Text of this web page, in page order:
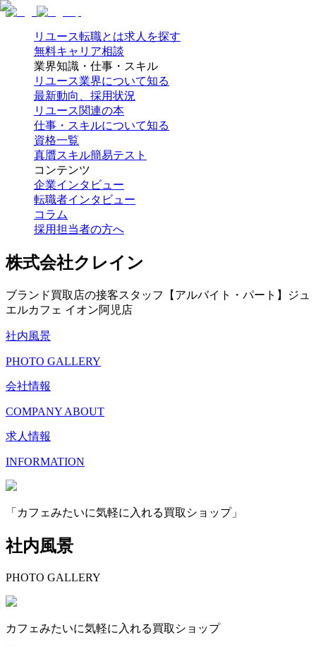
リユース転職とは求人を探す
無料キャリア相談
業界知識・仕事・スキル
リユース業界について知る
最新動向、採用状況
リユース関連の本
仕事・スキルについて知る
資格一覧
真贋スキル簡易テスト
コンテンツ
企業インタビュー
転職者インタビュー
コラム
採用担当者の方へ
株式会社クレイン
ブランド買取店の接客スタッフ【アルバイト・パート】ジュ
エルカフェ イオン阿児店
社内風景
PHOTO GALLERY
会社情報
COMPANY ABOUT
求人情報
INFORMATION
「カフェみたいに気軽に入れる買取ショップ」
社内風景
PHOTO GALLERY
カフェみたいに気軽に入れる買取ショップ